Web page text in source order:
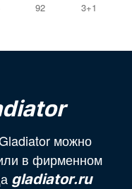
92 3+1
можно
в фирменном
gladiator.ru